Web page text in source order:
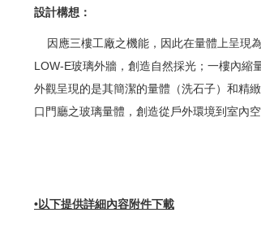
設計構想：
因應三樓工廠之機能，因此在量體上呈現
LOW-E玻璃外牆，創造自然採光；一樓內縮
外觀呈現的是其簡潔的量體（洗石子）和精
口門廳之玻璃量體，創造從戶外環境到室內
•以下提供詳細內容附件下載